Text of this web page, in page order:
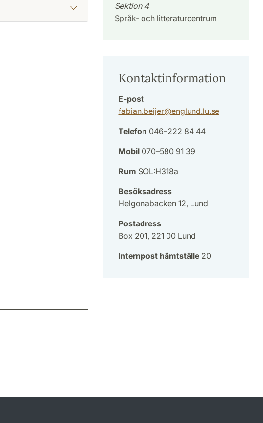
Sektion 4
Språk- och litteraturcentrum
Kontaktinformation
E-post
fabian.beijer@englund.lu.se
Telefon 046–222 84 44
Mobil070–580 91 39
Rum SOL:H318a
Besöksadress
Helgonabacken 12, Lund
Postadress
Box 201, 221 00 Lund
Internpost hämtställe20